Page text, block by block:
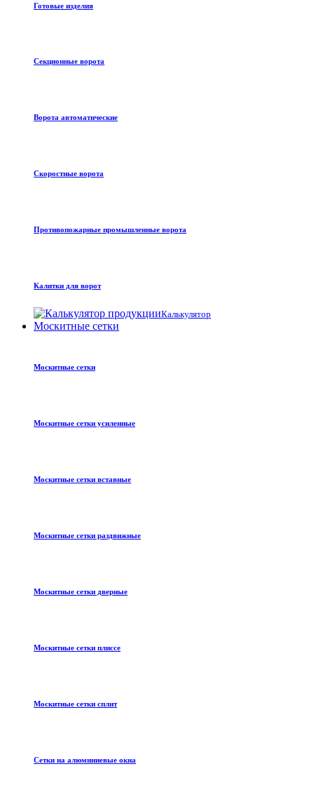
Готовые изделия
Секционные ворота
Ворота автоматические
Скоростные ворота
Противопожарные промышленные ворота
Калитки для ворот
Калькулятор
Москитные сетки
Москитные сетки
Москитные сетки усиленные
Москитные сетки вставные
Москитные сетки раздвижные
Москитные сетки дверные
Москитные сетки плиссе
Москитные сетки сплит
Сетки на алюминиевые окна